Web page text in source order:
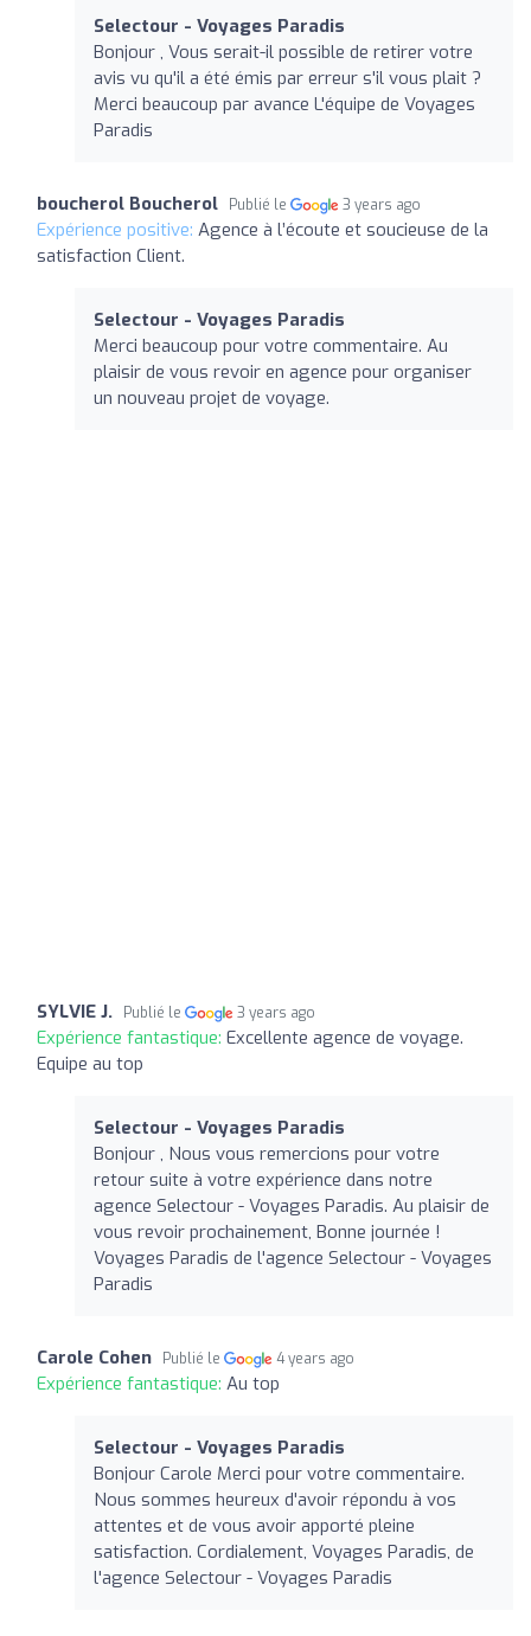
Selectour - Voyages Paradis
Bonjour , Vous serait-il possible de retirer votre
avis vu qu'il a été émis par erreur s'il vous plait ?
Merci beaucoup par avance L'équipe de Voyages
Paradis
boucherol Boucherol Publié le 3 years ago
Expérience positive: Agence à l’écoute et soucieuse de la
satisfaction Client.
Selectour - Voyages Paradis
Merci beaucoup pour votre commentaire. Au
plaisir de vous revoir en agence pour organiser
un nouveau projet de voyage.
SYLVIE J. Publié le 3 years ago
Expérience fantastique: Excellente agence de voyage.
Equipe au top
Selectour - Voyages Paradis
Bonjour , Nous vous remercions pour votre
retour suite à votre expérience dans notre
agence Selectour - Voyages Paradis. Au plaisir de
vous revoir prochainement, Bonne journée !
Voyages Paradis de l'agence Selectour - Voyages
Paradis
Carole Cohen Publié le 4 years ago
Expérience fantastique: Au top
Selectour - Voyages Paradis
Bonjour Carole Merci pour votre commentaire.
Nous sommes heureux d'avoir répondu à vos
attentes et de vous avoir apporté pleine
satisfaction. Cordialement, Voyages Paradis, de
l'agence Selectour - Voyages Paradis